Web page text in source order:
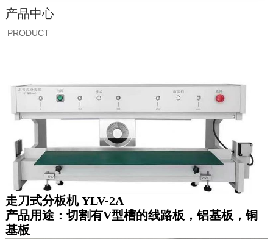
产品中心
PRODUCT
走刀式分板机 YLV-2A
产品用途：切割有V型槽的线路板，铝基板，铜
基板